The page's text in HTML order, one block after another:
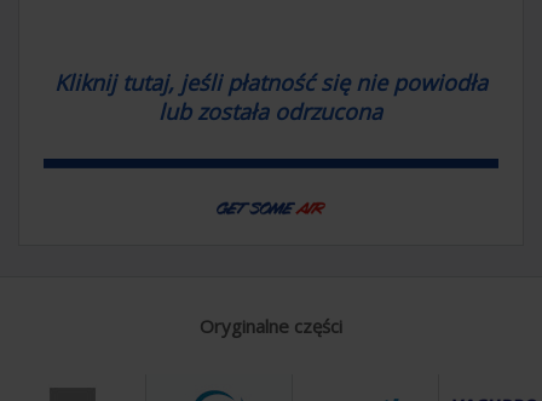
Kliknij tutaj, jeśli płatność się nie powiodła
lub została odrzucona
Oryginalne części